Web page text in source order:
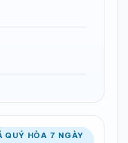
QUÝ HÒA 7 NGÀY